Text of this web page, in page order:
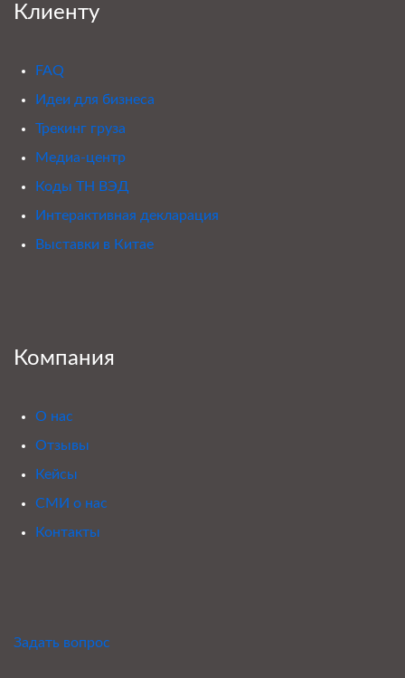
Клиенту
FAQ
Идеи для бизнеса
Трекинг груза
Медиа-центр
Коды ТН ВЭД
Интерактивная декларация
Выставки в Китае
Компания
О нас
Отзывы
Кейсы
СМИ о нас
Контакты
Задать вопрос